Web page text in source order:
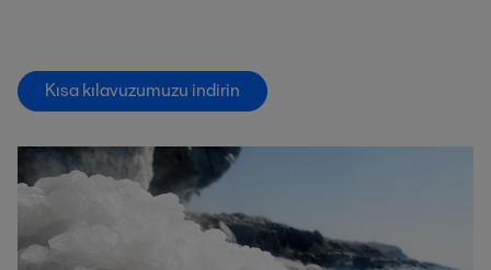
Kısa kılavuzumuzu indirin